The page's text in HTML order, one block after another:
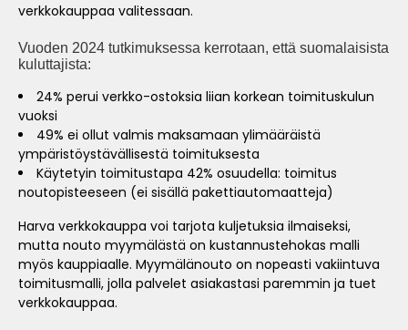
verkkokauppaa valitessaan.
Vuoden 2024 tutkimuksessa kerrotaan, että suomalaisista
kuluttajista:
24% perui verkko-ostoksia liian korkean toimituskulun
vuoksi
49% ei ollut valmis maksamaan ylimääräistä
ympäristöystävällisestä toimituksesta
Käytetyin toimitustapa 42% osuudella: toimitus
noutopisteeseen (ei sisällä pakettiautomaatteja)
Harva verkkokauppa voi tarjota kuljetuksia ilmaiseksi,
mutta nouto myymälästä on kustannustehokas malli
myös kauppiaalle. Myymälänouto on nopeasti vakiintuva
toimitusmalli, jolla palvelet asiakastasi paremmin ja tuet
verkkokauppaa.